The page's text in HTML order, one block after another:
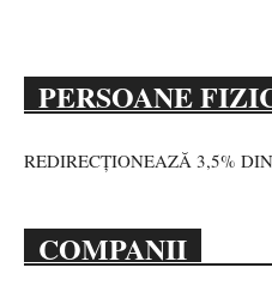
PERSOANE
REDIRECȚIONEAZĂ 3,5%
COMPANII